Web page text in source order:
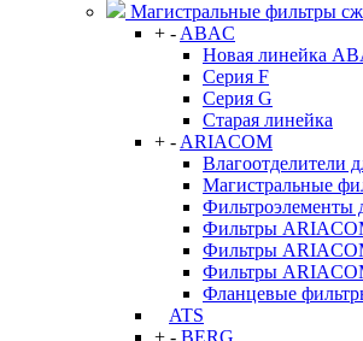
Магистральные фильтры
+ - ABAC
Новая линейка
Серия F
Серия G
Старая линейка
+ - ARIACOM
Влагоотделители
Магистральные
Фильтроэлементы
Фильтры
Фильтры
Фильтры
Фланцевые
ATS
+ - BERG